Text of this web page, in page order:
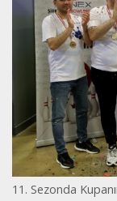
11. Sezonda